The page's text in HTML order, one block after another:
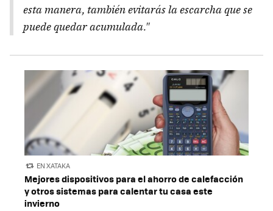
esta manera, también evitarás la escarcha que se
puede quedar acumulada."
EN XATAKA
Mejores dispositivos para el ahorro de calefacción
y otros sistemas para calentar tu casa este
invierno